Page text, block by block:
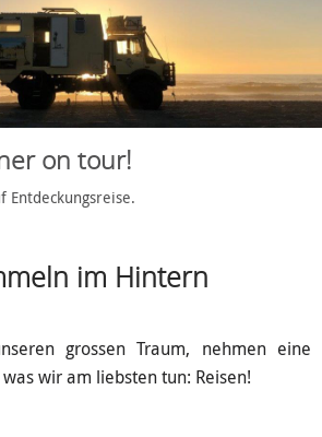
on tour!
Entdeckungsreise.
im Hintern
grossen Traum, nehmen eine
wir am liebsten tun: Reisen!